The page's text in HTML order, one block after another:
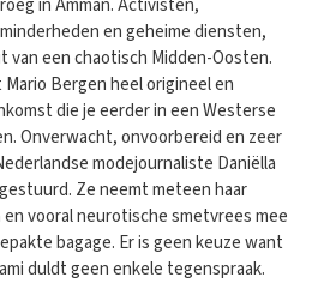
in Amman. Activisten,
en geheime diensten,
van een chaotisch Midden-Oosten.
Bergen heel origineel en
die je eerder in een Westerse
Onverwacht, onvoorbereid en zeer
modejournaliste Daniëlla
Ze neemt meteen haar
vooral neurotische smetvrees mee
bagage. Er is geen keuze want
duldt geen enkele tegenspraak.